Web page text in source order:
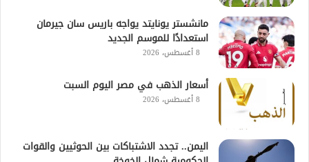
مانشستر يونايتد يواجه باريس سان جيرمان
استعدادًا للموسم الجديد
8 أغسطس، 2026
أسعار الذهب في مصر اليوم السبت
8 أغسطس، 2026
اليمن.. تجدد الاشتباكات بين الحوثيين والقوات